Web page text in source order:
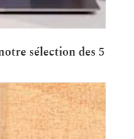
sélection des 5